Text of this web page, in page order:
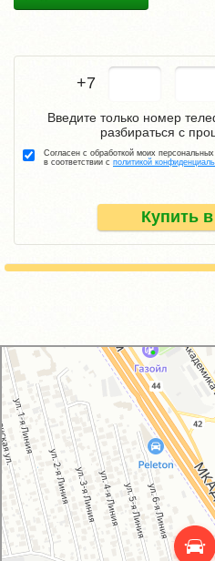
+7
Купить
Введите только номер
разбираться с
Согласен с обработкой моих
в соответствии с политикой
GM-City&VAG-Repair
Автосервис, автотехцентр в Москве
Магазин автозапчастей и автотоваров в